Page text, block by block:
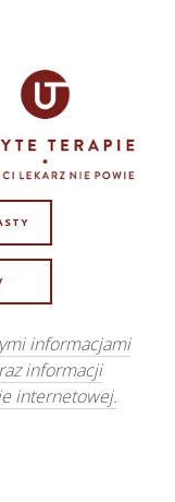
informacjami
informacji
internetowej.